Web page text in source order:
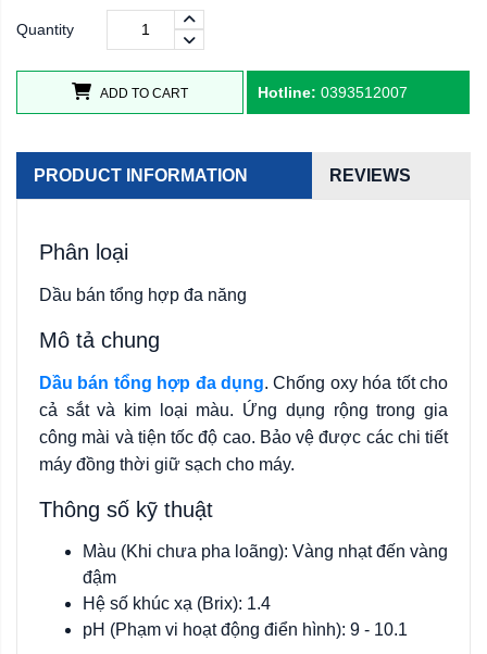
Quantity
ADD TO CART Hotline: 0393512007
PRODUCT INFORMATION REVIEWS
Phân loại
Dầu bán tổng hợp đa năng
Mô tả chung
Dầu bán tổng hợp đa dụng. Chống oxy hóa tốt cho
cả sắt và kim loại màu. Ứng dụng rộng trong gia
công mài và tiện tốc độ cao. Bảo vệ được các chi tiết
máy đồng thời giữ sạch cho máy.
Thông số kỹ thuật
Màu (Khi chưa pha loãng): Vàng nhạt đến vàng
đậm
Hệ số khúc xạ (Brix): 1.4
pH (Phạm vi hoạt động điển hình): 9 - 10.1